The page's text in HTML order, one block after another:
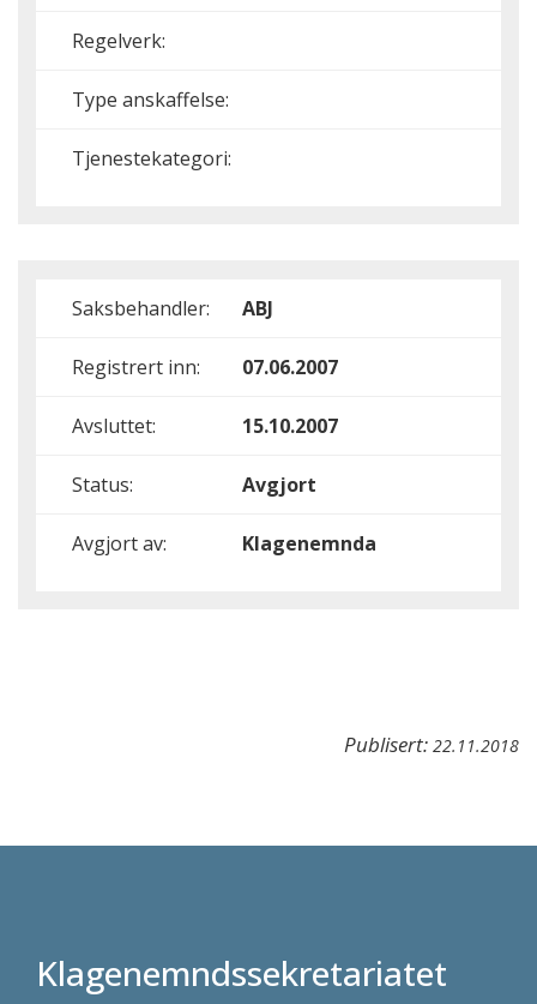
Regelverk:
Type anskaffelse:
Tjenestekategori:
Saksbehandler: ABJ
Registrert inn: 07.06.2007
Avsluttet: 15.10.2007
Status: Avgjort
Avgjort av: Klagenemnda
Publisert: 22.11.2018
Klagenemndssekretariatet